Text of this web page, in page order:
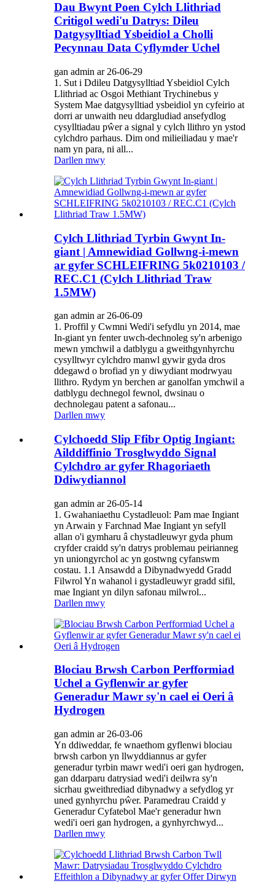
Dau Bwynt Poen Cylch Llithriad
Critigol wedi'u Datrys: Dileu
Datgysylltiad Ysbeidiol a Cholli
Pecynnau Data Cyflymder Uchel
gan admin ar 26-06-29
1. Sut i Ddileu Datgysylltiad Ysbeidiol Cylch
Llithriad ac Osgoi Methiant Trychinebus y
System Mae datgysylltiad ysbeidiol yn cyfeirio at
dorri ar unwaith neu ddargludiad ansefydlog
cysylltiadau pŵer a signal y cylch llithro yn ystod
cylchdro parhaus. Dim ond milieiliadau y mae'r
nam yn para, ni all...
Darllen mwy
Cylch Llithriad Tyrbin Gwynt In-
giant | Amnewidiad Gollwng-i-mewn
ar gyfer SCHLEIFRING 5k0210103 /
REC.C1 (Cylch Llithriad Traw
1.5MW)
gan admin ar 26-06-09
1. Proffil y Cwmni Wedi'i sefydlu yn 2014, mae
In-giant yn fenter uwch-dechnoleg sy'n arbenigo
mewn ymchwil a datblygu a gweithgynhyrchu
cysylltwyr cylchdro manwl gywir gyda dros
ddegawd o brofiad yn y diwydiant modrwyau
llithro. Rydym yn berchen ar ganolfan ymchwil a
datblygu dechnegol fewnol, dwsinau o
dechnolegau patent a safonau...
Darllen mwy
Cylchoedd Slip Ffibr Optig Ingiant:
Ailddiffinio Trosglwyddo Signal
Cylchdro ar gyfer Rhagoriaeth
Ddiwydiannol
gan admin ar 26-05-14
1. Gwahaniaethu Cystadleuol: Pam mae Ingiant
yn Arwain y Farchnad Mae Ingiant yn sefyll
allan o'i gymharu â chystadleuwyr gyda phum
cryfder craidd sy'n datrys problemau peirianneg
yn uniongyrchol ac yn gostwng cyfanswm
costau. 1.1 Ansawdd a Dibynadwyedd Gradd
Filwrol Yn wahanol i gystadleuwyr gradd sifil,
mae Ingiant yn dilyn safonau milwrol...
Darllen mwy
Blociau Brwsh Carbon Perfformiad
Uchel a Gyflenwir ar gyfer
Generadur Mawr sy'n cael ei Oeri â
Hydrogen
gan admin ar 26-03-06
Yn ddiweddar, fe wnaethom gyflenwi blociau
brwsh carbon yn llwyddiannus ar gyfer
generadur tyrbin mawr wedi'i oeri gan hydrogen,
gan ddarparu datrysiad wedi'i deilwra sy'n
sicrhau gweithrediad dibynadwy a sefydlog yr
uned gynhyrchu pŵer. Paramedrau Craidd y
Generadur Cyfatebol Mae'r generadur hwn
wedi'i oeri gan hydrogen, a gynhyrchwyd...
Darllen mwy